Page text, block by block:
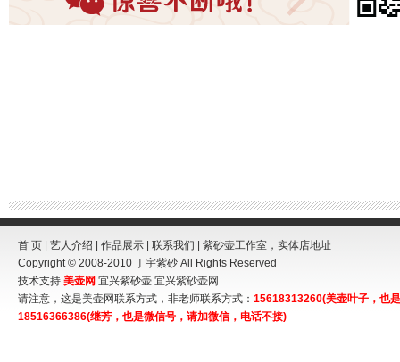
首 页 艺人介绍 作品展示 联系我们 | 紫砂壶工作室，实体店地址
Copyright © 2008-2010 丁宇紫砂 All Rights Reserved
技术支持 美壶网 宜兴紫砂壶 宜兴紫砂壶网
请注意，这是美壶网联系方式，非老师联系方式： 15618313260(美壶叶子，也
18516366386(继芳，也是微信号，请加微信，电话不接)